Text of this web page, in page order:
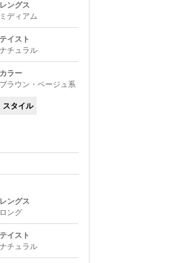
レングス
ミディアム
テイスト
ナチュラル
カラー
ブラウン・ベージュ系
スタイル
レングス
ロング
テイスト
ナチュラル